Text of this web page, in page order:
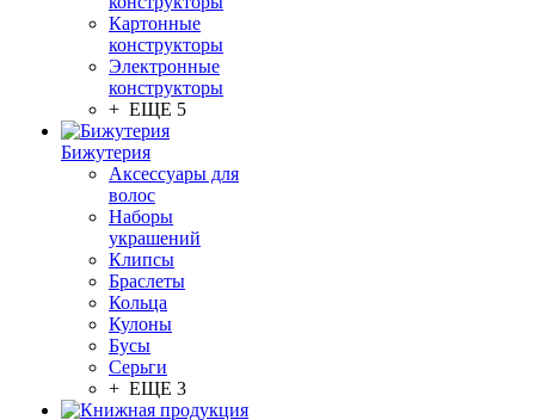
Картонные
конструкторы
Электронные
конструкторы
+ ЕЩЕ 5
Бижутерия
Аксессуары для
волос
Наборы
украшений
Клипсы
Браслеты
Кольца
Кулоны
Бусы
Серьги
+ ЕЩЕ 3